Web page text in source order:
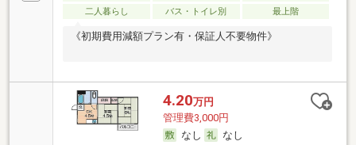
二人暮らし
バス・トイレ別 最上階
《初期費用減額プラン有・保証人不要物件》
4.20万円
管理費3,000円
なし
なし